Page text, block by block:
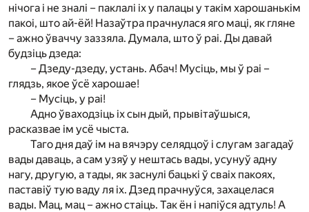
нічога і не зналі – паклалі іх у палацы у такім харошанькім
пакоі, што ай-ёй! Назаўтра прачнулася яго маці, як гляне
– ажно ўваччу заззяла. Думала, што ў раі. Ды давай
будзіць дзеда:
– Дзеду-дзеду, устань. Абач! Мусіць, мы ў раі –
глядзь, якое ўсё харошае!
– Мусіць, у раі!
Адно ўваходзіць іх сын дый, прывітаўшыся,
расказвае ім усё чыста.
Таго дня даў ім на вячэру селядцоў і слугам загадаў
вады даваць, а сам узяў у нештась вады, усунуў адну
нагу, другую, а тады, як заснулі бацькі ў сваіх пакоях,
паставіў тую ваду ля іх. Дзед прачнуўся, захацелася
вады. Мац, мац – ажно стаіць. Так ён і напіўся адтуль! А